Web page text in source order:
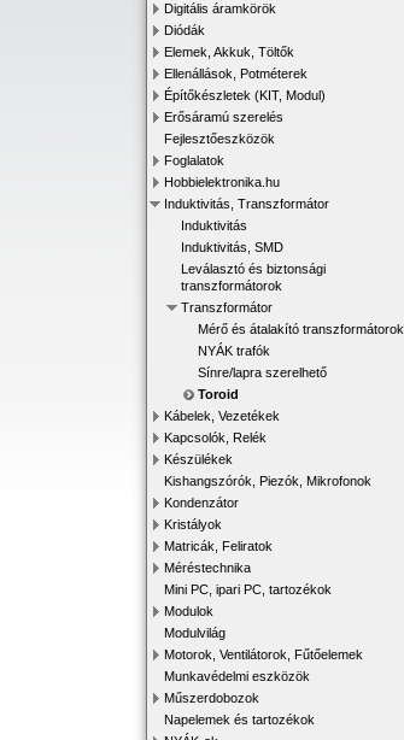
Digitális áramkörök
Diódák
Elemek, Akkuk, Töltők
Ellenállások, Potméterek
Építőkészletek (KIT, Modul)
Erősáramú szerelés
Fejlesztőeszközök
Foglalatok
Hobbielektronika.hu
Induktivitás, Transzformátor
Induktivitás
Induktivitás, SMD
Leválasztó és biztonsági
transzformátorok
Transzformátor
Mérő és átalakító transzformátorok
NYÁK trafók
Sínre/lapra szerelhető
Toroid
Kábelek, Vezetékek
Kapcsolók, Relék
Készülékek
Kishangszórók, Piezók, Mikrofonok
Kondenzátor
Kristályok
Matricák, Feliratok
Méréstechnika
Mini PC, ipari PC, tartozékok
Modulok
Modulvilág
Motorok, Ventilátorok, Fűtőelemek
Munkavédelmi eszközök
Műszerdobozok
Napelemek és tartozékok